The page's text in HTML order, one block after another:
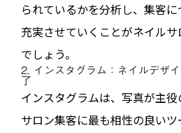
られているかを分析し、集客
充実させていくことがネイル
でしょう。
2. インスタグラム：ネイルデザ
了
インスタグラムは、写真が主
サロン集客に最も相性の良いツ